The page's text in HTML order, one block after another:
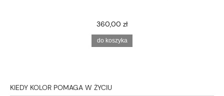
360,00 zł
do koszyka
KIEDY KOLOR POMAGA W ŻYCIU